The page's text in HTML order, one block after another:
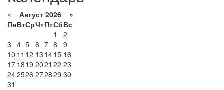
« Август 2026 »
ПнВтСрЧтПтСбВс
1
2
3 4 5 6 7 8
9
10 11 12 13 1415 16
17 1819 2021 22 23
242526 272829 30
31